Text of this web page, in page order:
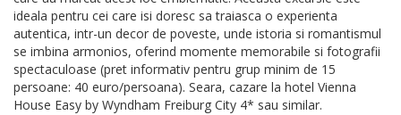
ideala pentru cei care isi doresc sa traiasca o experienta
autentica, intr-un decor de poveste, unde istoria si romantismul
se imbina armonios, oferind momente memorabile si fotografii
spectaculoase (pret informativ pentru grup minim de 15
persoane: 40 euro/persoana). Seara, cazare la hotel Vienna
House Easy by Wyndham Freiburg City 4* sau similar.